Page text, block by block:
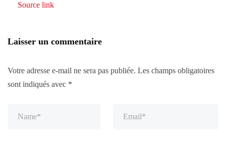
Source link
Laisser un commentaire
Votre adresse e-mail ne sera pas publiée. Les champs obligatoires
sont indiqués avec *